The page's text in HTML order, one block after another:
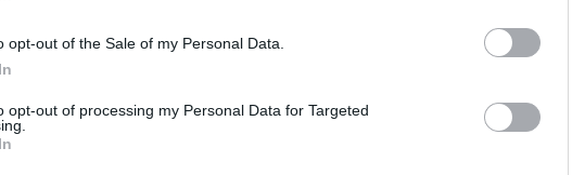
opt-out of the Sale of my Personal Data.
opt-out of processing my Personal Data for Targeted
egy kutyabarát
vendégeiket a kutyabarát
Mi sem bizonyítja ezt jobban, mint
élménybeszámoló egy kutyás
Tudd biztonságban kutyusodat a
kedvenced is biztonságban legyen, ha
külföldre utazol városlátogatás vagy